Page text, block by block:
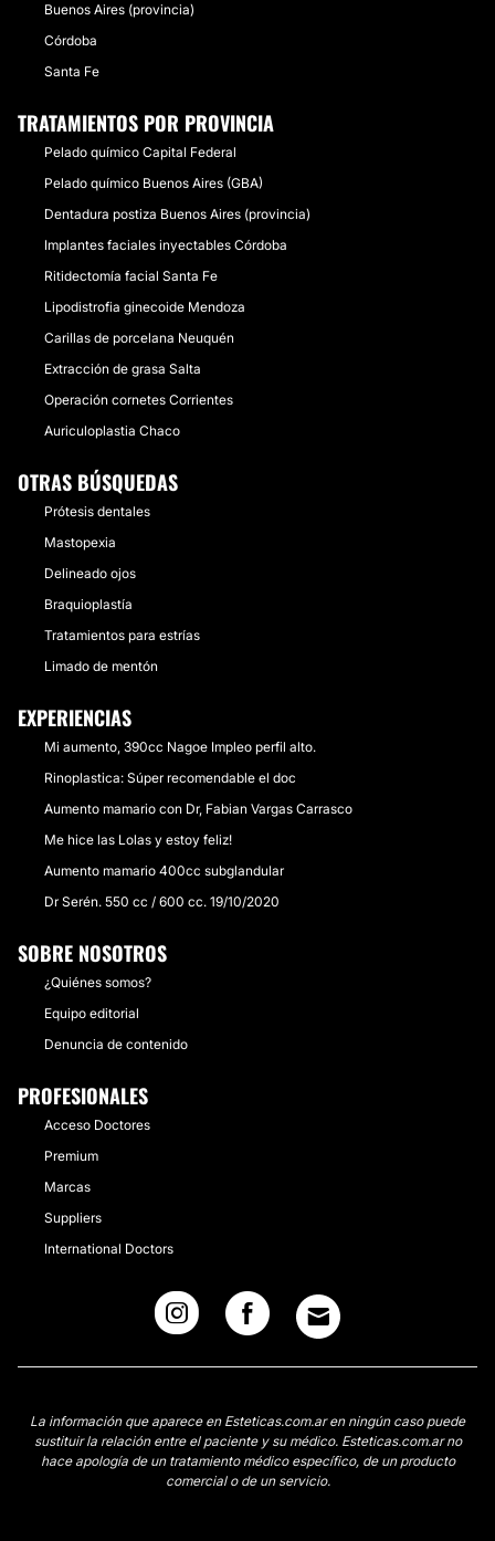
Buenos Aires (provincia)
Córdoba
Santa Fe
TRATAMIENTOS POR PROVINCIA
Pelado químico Capital Federal
Pelado químico Buenos Aires (GBA)
Dentadura postiza Buenos Aires (provincia)
Implantes faciales inyectables Córdoba
Ritidectomía facial Santa Fe
Lipodistrofia ginecoide Mendoza
Carillas de porcelana Neuquén
Extracción de grasa Salta
Operación cornetes Corrientes
Auriculoplastia Chaco
OTRAS BÚSQUEDAS
Prótesis dentales
Mastopexia
Delineado ojos
Braquioplastía
Tratamientos para estrías
Limado de mentón
EXPERIENCIAS
Mi aumento, 390cc Nagoe Impleo perfil alto.
Rinoplastica: Súper recomendable el doc
Aumento mamario con Dr, Fabian Vargas Carrasco
Me hice las Lolas y estoy feliz!
Aumento mamario 400cc subglandular
Dr Serén. 550 cc / 600 cc. 19/10/2020
SOBRE NOSOTROS
¿Quiénes somos?
Equipo editorial
Denuncia de contenido
PROFESIONALES
Acceso Doctores
Premium
Marcas
Suppliers
International Doctors
La información que aparece en Esteticas.com.ar en ningún caso puede
sustituir la relación entre el paciente y su médico. Esteticas.com.ar no
hace apología de un tratamiento médico específico, de un producto
comercial o de un servicio.